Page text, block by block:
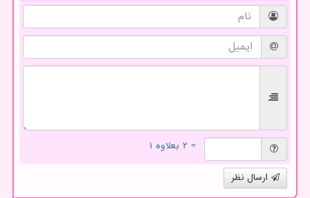
= ۲ بعلاوه ۱
ارسال نظر